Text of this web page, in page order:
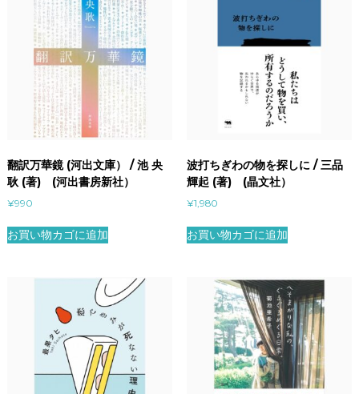
翻訳万華鏡 (河出文庫） / 池 央
耿 (著) (河出書房新社）
¥990
お買い物カゴに追加
波打ちぎわの物を探しに / 三品
輝起 (著) (晶文社）
¥1,980
お買い物カゴに追加